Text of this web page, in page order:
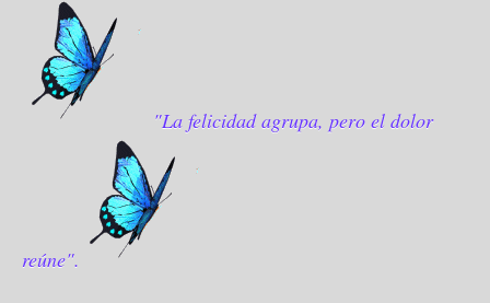
"La felicidad agrupa, pero el dolor
reúne".